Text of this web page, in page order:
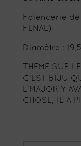
Faïencerie
FENAL)
Diamètre :
THEME SUR
C’EST BIJU
L’MAJOR Y
CHOSE, IL A